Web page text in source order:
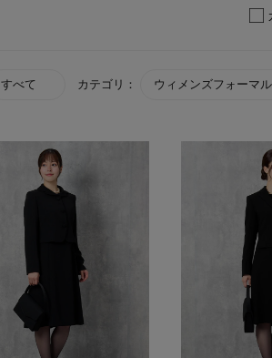
すべて カテゴリ： ウィメンズフォーマル